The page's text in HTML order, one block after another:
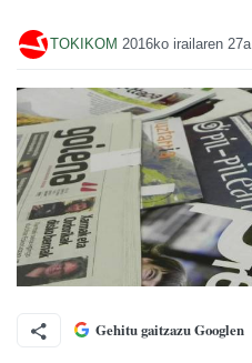
TOKIKOM 2016ko irailaren 27a
Gehitu gaitzazu Googlen